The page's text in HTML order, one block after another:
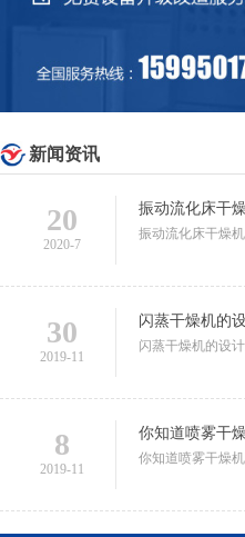
新闻资讯
20
2020-7
振动流化床干
振动流化床干燥
30
2019-11
闪蒸干燥机的
闪蒸干燥机的设
8
2019-11
你知道喷雾干
你知道喷雾干燥